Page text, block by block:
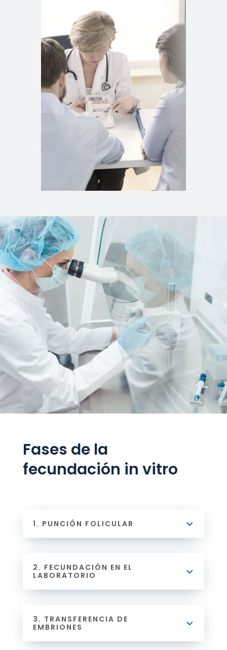
Fases de la
fecundación in vitro
1. PUNCIÓN FOLICULAR
2. FECUNDACIÓN EN EL
LABORATORIO
3. TRANSFERENCIA DE
EMBRIONES